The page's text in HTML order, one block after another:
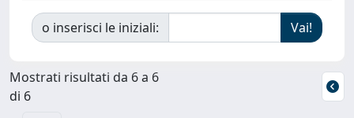
o inserisci le iniziali:
Mostrati risultati da 6 a 6
di 6